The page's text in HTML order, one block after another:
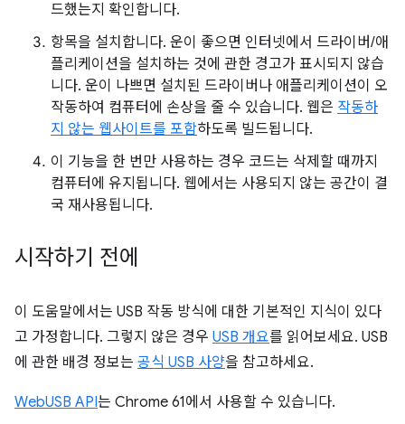
드했는지 확인합니다.
항목을 설치합니다. 운이 좋으면 인터넷에서 드라이버/애
플리케이션을 설치하는 것에 관한 경고가 표시되지 않습
니다. 운이 나쁘면 설치된 드라이버나 애플리케이션이 오
작동하여 컴퓨터에 손상을 줄 수 있습니다. 웹은 작동하
지 않는 웹사이트를 포함하도록 빌드됩니다.
이 기능을 한 번만 사용하는 경우 코드는 삭제할 때까지
컴퓨터에 유지됩니다. 웹에서는 사용되지 않는 공간이 결
국 재사용됩니다.
시작하기 전에
이 도움말에서는 USB 작동 방식에 대한 기본적인 지식이 있다
고 가정합니다. 그렇지 않은 경우 USB 개요를 읽어보세요. USB
에 관한 배경 정보는 공식 USB 사양을 참고하세요.
WebUSB API는 Chrome 61에서 사용할 수 있습니다.